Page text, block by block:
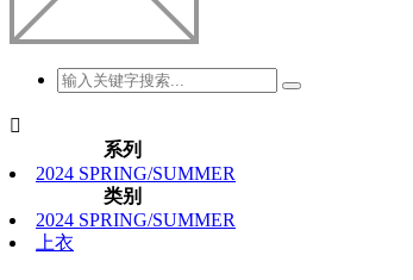

系列
2024 SPRING/SUMMER
类别
2024 SPRING/SUMMER
上衣